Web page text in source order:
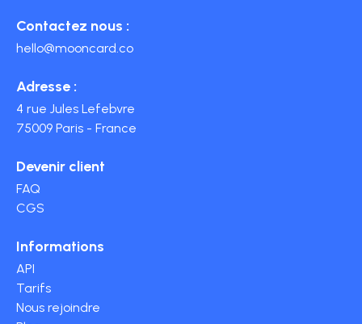
confier un moyen de paiement à ses
collaborateurs très simplement.
dépenses professionnelles.
coûts d’exploitation. À l’inverse, une carte multi-
enseignes permet de ravitailler partout avec un
Europe, tout en automatisant la gestion comptable
Contactez nous :
hello@mooncard.co
Adresse :
4 rue Jules Lefebvre
75009 Paris - France
Devenir client
FAQ
CGS
Informations
API
Tarifs
Nous rejoindre